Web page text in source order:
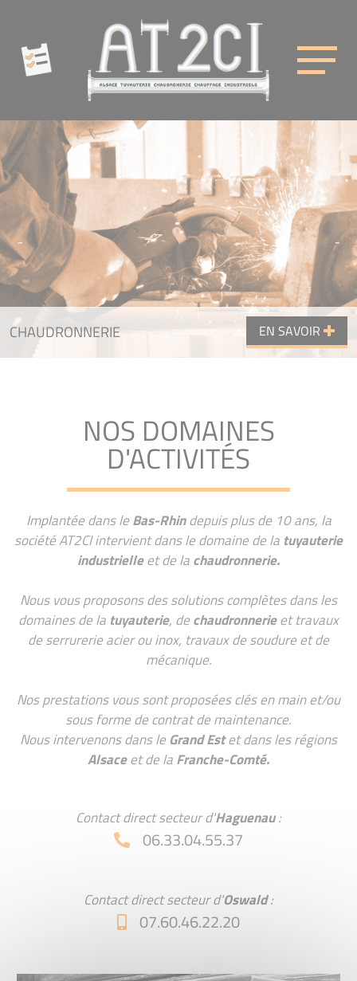
AT2CI
CHAUDRONNERIE EN SAVOIR
NOS DOMAINES
D'ACTIVITÉS
Implantée dans leBas-Rhindepuis plus de 10 ans, la
société AT2CI intervient dans le domaine de la tuyauterie
industrielleet de lachaudronnerie.
Nous vous proposons des solutions complètes dans les
domaines de la tuyauterie, dechaudronnerieet travaux
de serrurerie acier ou inox, travaux de soudure et de
mécanique.
Nos prestations vous sont proposées clés en main et/ou
sous forme de contrat de maintenance.
Nous intervenons dans le Grand Estet dans les régions
Alsaceet de laFranche-Comté.
Contact direct secteur d'Haguenau:
06.33.04.55.37
Contact direct secteur d'Oswald:
07.60.46.22.20